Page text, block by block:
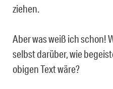
ziehen.
Aber was weiß ich schon!
selbst darüber, wie
obigen Text wäre?